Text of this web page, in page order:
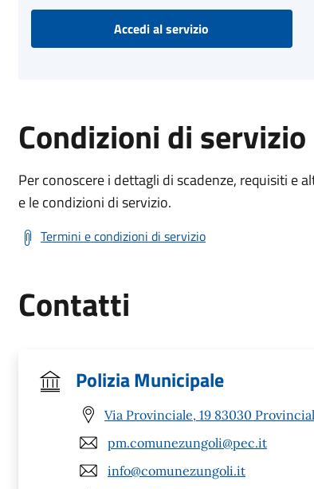
Accedi al servizio
Condizioni di servizio
Per conoscere i dettagli di scadenze, requisiti e
e le condizioni di servizio.
Termini e condizioni di servizio
Contatti
Polizia Municipale
Via Provinciale, 19 83030
pm.comunezungoli@pec.it
info@comunezungoli.it